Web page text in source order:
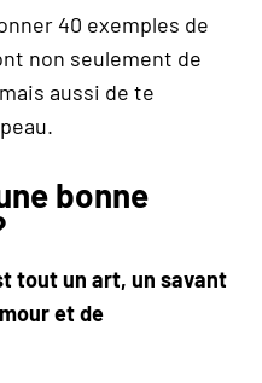
40 exemples de
non seulement de
aussi de te
bonne
tout un art, un savant
et de